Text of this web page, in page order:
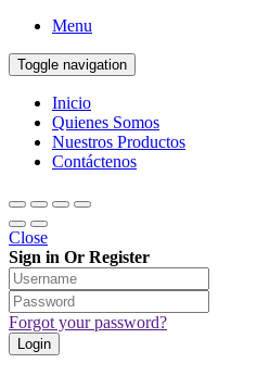
Menu
Toggle navigation
Inicio
Quienes Somos
Nuestros Productos
Contáctenos
Close
Sign in Or Register
Forgot your password?